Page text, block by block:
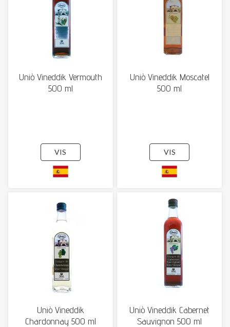
Uniò Vineddik Vermouth
500 ml
VIS
Uniò Vineddik Moscatel
500 ml
VIS
Uniò Vineddik
Chardonnay 500 ml
Uniò Vineddik Cabernet
Sauvignon 500 ml